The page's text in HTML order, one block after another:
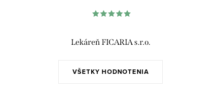
VŠETKY HODNOTENIA
Lekáreň FICARIA s.r.o.